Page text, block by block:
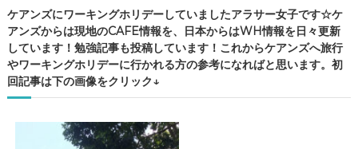
ケアンズにワーキングホリデーしていましたアラサー女子です☆ケ
アンズからは現地のCAFE情報を、日本からはWH情報を日々更新
しています！勉強記事も投稿しています！これからケアンズへ旅行
やワーキングホリデーに行かれる方の参考になればと思います。初
回記事は下の画像をクリック↓